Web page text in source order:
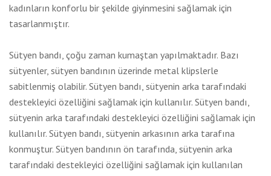
kadınların konforlu bir şekilde giyinmesini sağlamak için
tasarlanmıştır.
Sütyen bandı, çoğu zaman kumaştan yapılmaktadır. Bazı
sütyenler, sütyen bandının üzerinde metal klipslerle
sabitlenmiş olabilir. Sütyen bandı, sütyenin arka tarafındaki
destekleyici özelliğini sağlamak için kullanılır. Sütyen bandı,
sütyenin arka tarafındaki destekleyici özelliğini sağlamak için
kullanılır. Sütyen bandı, sütyenin arkasının arka tarafına
konmuştur. Sütyen bandının ön tarafında, sütyenin arka
tarafındaki destekleyici özelliğini sağlamak için kullanılan